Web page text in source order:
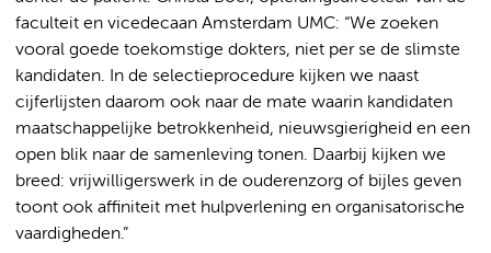
faculteit en vicedecaan Amsterdam UMC: “We zoeken
vooral goede toekomstige dokters, niet per se de slimste
kandidaten. In de selectieprocedure kijken we naast
cijferlijsten daarom ook naar de mate waarin kandidaten
maatschappelijke betrokkenheid, nieuwsgierigheid en een
open blik naar de samenleving tonen. Daarbij kijken we
breed: vrijwilligerswerk in de ouderenzorg of bijles geven
toont ook affiniteit met hulpverlening en organisatorische
vaardigheden.”